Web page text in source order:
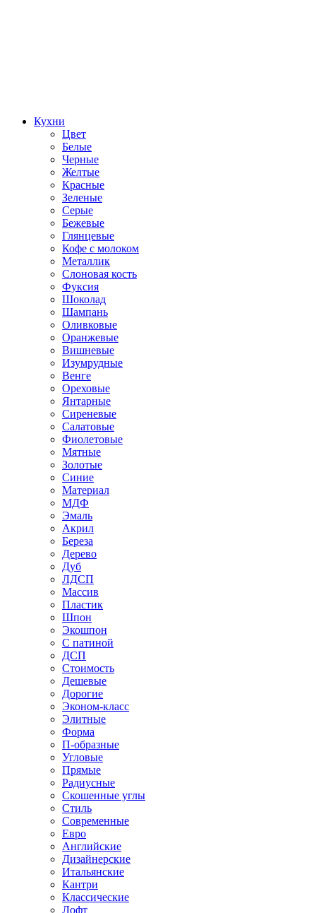
Кухни
Цвет
Белые
Черные
Желтые
Красные
Зеленые
Серые
Бежевые
Глянцевые
Кофе с молоком
Металлик
Слоновая кость
Фуксия
Шоколад
Шампань
Оливковые
Оранжевые
Вишневые
Изумрудные
Венге
Ореховые
Янтарные
Сиреневые
Салатовые
Фиолетовые
Мятные
Золотые
Синие
Материал
МДФ
Эмаль
Акрил
Береза
Дерево
Дуб
ЛДСП
Массив
Пластик
Шпон
Экошпон
С патиной
ДСП
Стоимость
Дешевые
Дорогие
Эконом-класс
Элитные
Форма
П-образные
Угловые
Прямые
Радиусные
Скошенные углы
Стиль
Современные
Евро
Английские
Дизайнерские
Итальянские
Кантри
Классические
Лофт